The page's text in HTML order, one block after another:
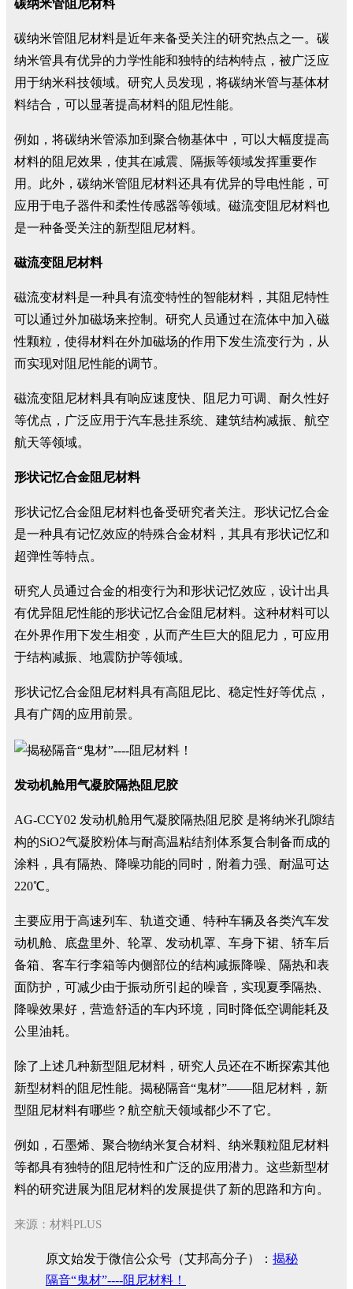
碳纳米管阻尼材料
碳纳米管阻尼材料是近年来备受关注的研究热点之一。碳
纳米管具有优异的力学性能和独特的结构特点，被广泛应
用于纳米科技领域。研究人员发现，将碳纳米管与基体材
料结合，可以显著提高材料的阻尼性能。
例如，将碳纳米管添加到聚合物基体中，可以大幅度提高
材料的阻尼效果，使其在减震、隔振等领域发挥重要作
用。此外，碳纳米管阻尼材料还具有优异的导电性能，可
应用于电子器件和柔性传感器等领域。磁流变阻尼材料也
是一种备受关注的新型阻尼材料。
磁流变阻尼材料
磁流变材料是一种具有流变特性的智能材料，其阻尼特性
可以通过外加磁场来控制。研究人员通过在流体中加入磁
性颗粒，使得材料在外加磁场的作用下发生流变行为，从
而实现对阻尼性能的调节。
磁流变阻尼材料具有响应速度快、阻尼力可调、耐久性好
等优点，广泛应用于汽车悬挂系统、建筑结构减振、航空
航天等领域。
形状记忆合金阻尼材料
形状记忆合金阻尼材料也备受研究者关注。形状记忆合金
是一种具有记忆效应的特殊合金材料，其具有形状记忆和
超弹性等特点。
研究人员通过合金的相变行为和形状记忆效应，设计出具
有优异阻尼性能的形状记忆合金阻尼材料。这种材料可以
在外界作用下发生相变，从而产生巨大的阻尼力，可应用
于结构减振、地震防护等领域。
形状记忆合金阻尼材料具有高阻尼比、稳定性好等优点，
具有广阔的应用前景。
发动机舱用气凝胶隔热阻尼胶
AG-CCY02 发动机舱用气凝胶隔热阻尼胶 是将纳米孔隙结
构的SiO2气凝胶粉体与耐高温粘结剂体系复合制备而成的
涂料，具有隔热、降噪功能的同时，附着力强、耐温可达
220℃。
主要应用于高速列车、轨道交通、特种车辆及各类汽车发
动机舱、底盘里外、轮罩、发动机罩、车身下裙、轿车后
备箱、客车行李箱等内侧部位的结构减振降噪、隔热和表
面防护，可减少由于振动所引起的噪音，实现夏季隔热、
降噪效果好，营造舒适的车内环境，同时降低空调能耗及
公里油耗。
除了上述几种新型阻尼材料，研究人员还在不断探索其他
新型材料的阻尼性能。揭秘隔音“鬼材”——阻尼材料，新
型阻尼材料有哪些？航空航天领域都少不了它。
例如，石墨烯、聚合物纳米复合材料、纳米颗粒阻尼材料
等都具有独特的阻尼特性和广泛的应用潜力。这些新型材
料的研究进展为阻尼材料的发展提供了新的思路和方向。
来源：材料PLUS
原文始发于微信公众号（艾邦高分子）： 揭秘
隔音“鬼材”----阻尼材料！